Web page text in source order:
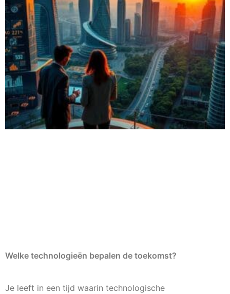
Welke technologieën bepalen de toekomst?
Je leeft in een tijd waarin technologische